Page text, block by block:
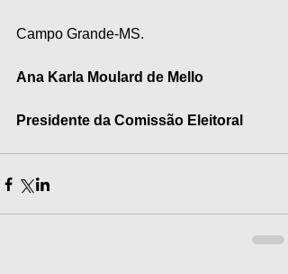
Campo Grande-MS.
Ana Karla Moulard de Mello
Presidente da Comissão Eleitoral